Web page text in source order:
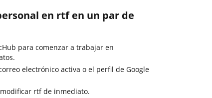
en rtf en un par de
para comenzar a trabajar en
electrónico activa o el perfil de Google
rtf de inmediato.